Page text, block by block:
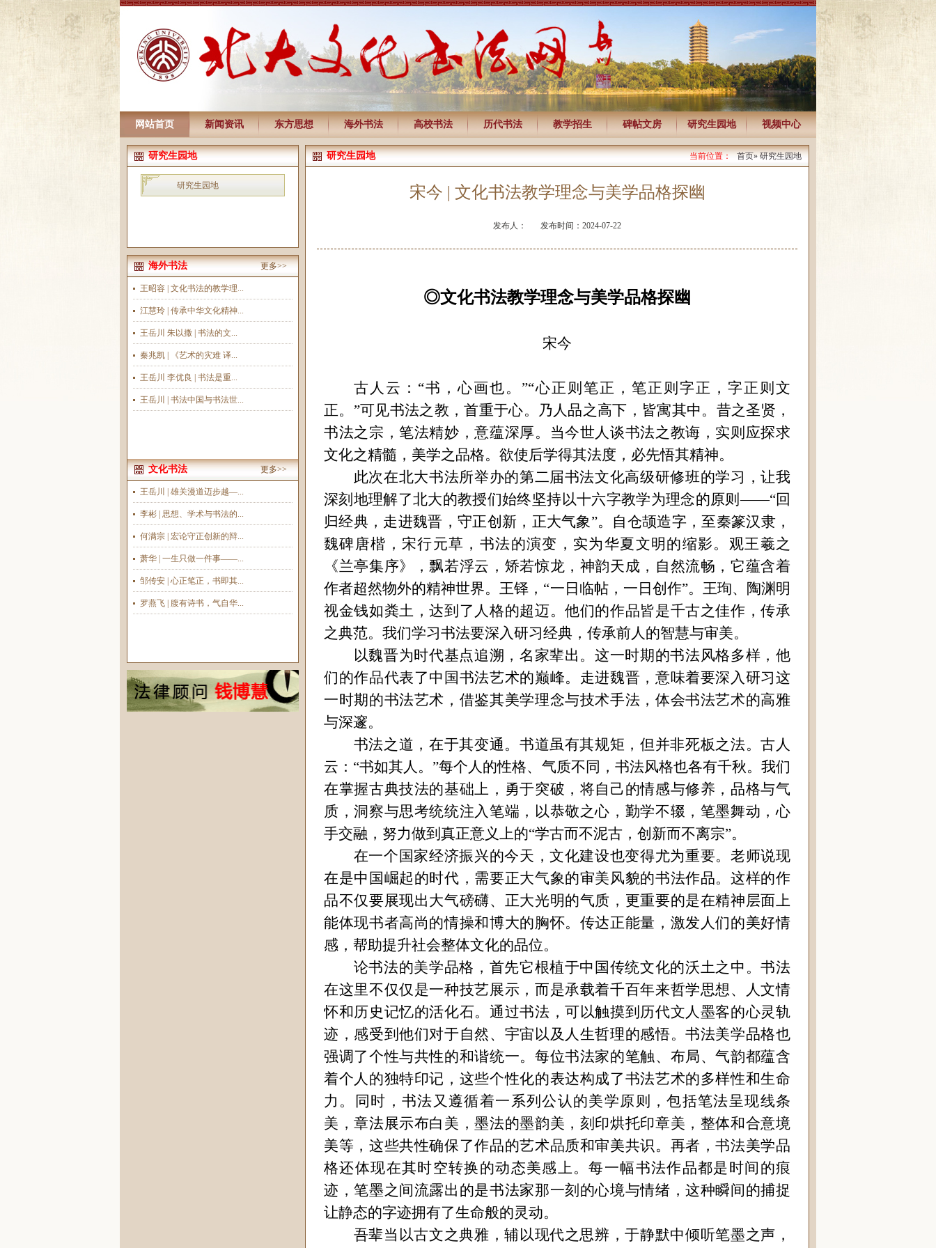
网站首页 新闻资讯 东方思想 海外书法 高校书法 历代书法 教学招生 碑帖文房 研究生园地 视频中心
研究生园地
研究生园地
海外书法 更多>>
王昭容 | 文化书法的教学理...
江慧玲 | 传承中华文化精神...
王岳川 朱以撒 | 书法的文...
秦兆凯 | 《艺术的灾难 译...
王岳川 李优良 | 书法是重...
王岳川 | 书法中国与书法世...
文化书法 更多>>
王岳川 | 雄关漫道迈步越—...
李彬 | 思想、学术与书法的...
何满宗 | 宏论守正创新的辩...
萧华 | 一生只做一件事——...
邹传安 | 心正笔正，书即其...
罗燕飞 | 腹有诗书，气自华...
研究生园地 当前位置： 首页» 研究生园地
宋今 | 文化书法教学理念与美学品格探幽
发布人： 发布时间：2024-07-22
◎文化书法教学理念与美学品格探幽
宋今
古人云 ： “书，心画也。”“心正则笔正，笔正则字正，字正则文
正。”可见书法之教，首重于心。乃人品之高下，皆寓其中。昔之圣贤，
书法之宗，笔法精妙，意蕴深厚。当今世人谈书法之教诲，实则应探求
文化之精髓，美学之品格。欲使后学得其法度，必先悟其精神。
此次在北大书法所举办的第二届书法文化高级研修班的学习，让我
深刻地理解了北大的教授们始终坚持以十六字教学为理念的原则——“回
归经典，走进魏晋，守正创新，正大气象”。自仓颉造字，至秦篆汉隶，
魏碑唐楷，宋行元草，书法的演变，实为华夏文明的缩影。观王羲之
《兰亭集序》，飘若浮云，矫若惊龙，神韵天成，自然流畅，它蕴含着
作者超然物外的精神世界。王铎，“一日临帖，一日创作”。王珣、陶渊明
视金钱如粪土，达到了人格的超迈。他们的作品皆是千古之佳作，传承
之典范。我们学习书法要深入研习经典，传承前人的智慧与审美。
以魏晋为时代基点追溯，名家辈出。这一时期的书法风格多样，他
们的作品代表了中国书法艺术的巅峰。走进魏晋，意味着要深入研习这
一时期的书法艺术，借鉴其美学理念与技术手法，体会书法艺术的高雅
与深邃。
书法之道，在于其变通。书道虽有其规矩，但并非死板之法。古人
云 ： “书如其人。”每个人的性格、气质不同，书法风格也各有千秋。我们
在掌握古典技法的基础上 ， 勇于突破，将自己的情感与修养，品格与气
质，洞察与思考统统注入笔端，以恭敬之心，勤学不辍，笔墨舞动，心
手交融，努力做到真正意义上的“学古而不泥古，创新而不离宗”。
在一个国家经济振兴的今天，文化建设也变得尤为重要。老师说现
在是中国崛起的时代，需要正大气象的审美风貌的书法作品。这样的作
品不仅要展现出大气磅礴、 正大光明的气质，更重要的是在精神层面上
能体现书者高尚的情操和博大的胸怀。传达正能量，激发人们的美好情
感，帮助提升社会整体文化的品位。
论书法的美学品格，首先它根植于中国传统文化的沃土之中。书法
在这里不仅仅是一种技艺展示，而是承载着千百年来哲学思想、人文情
怀和历史记忆的活化石。通过书法，可以触摸到历代文人墨客的心灵轨
迹，感受到他们对于自然、宇宙以及人生哲理的感悟。书法美学品格也
强调了个性与共性的和谐统一。每位书法家的笔触、布局、气韵都蕴含
着个人的独特印记，这些个性化的表达构成了书法艺术的多样性和生命
力。同时，书法又遵循着一系列公认的美学原则，包括笔法呈现线条
美，章法展示布白美，墨法的墨韵美，刻印烘托印章美，整体和合意境
美等，这些共性确保了作品的艺术品质和审美共识。再者，书法美学品
格还体现在其时空转换的动态美感上。每一幅书法作品都是时间的痕
迹，笔墨之间流露出的是书法家那一刻的心境与情绪，这种瞬间的捕捉
让静态的字迹拥有了生命般的灵动。
吾辈当以古文之典雅，辅以现代之思辨，于静默中倾听笔墨之声，